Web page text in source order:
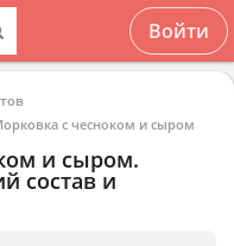
Войти
с чесноком и сыром
и сыром.
состав и